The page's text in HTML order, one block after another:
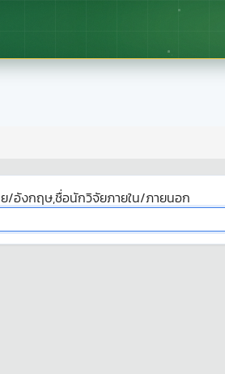
ย/อังกฤษ,ชื่อนักวิจัยภายใน/ภายนอก